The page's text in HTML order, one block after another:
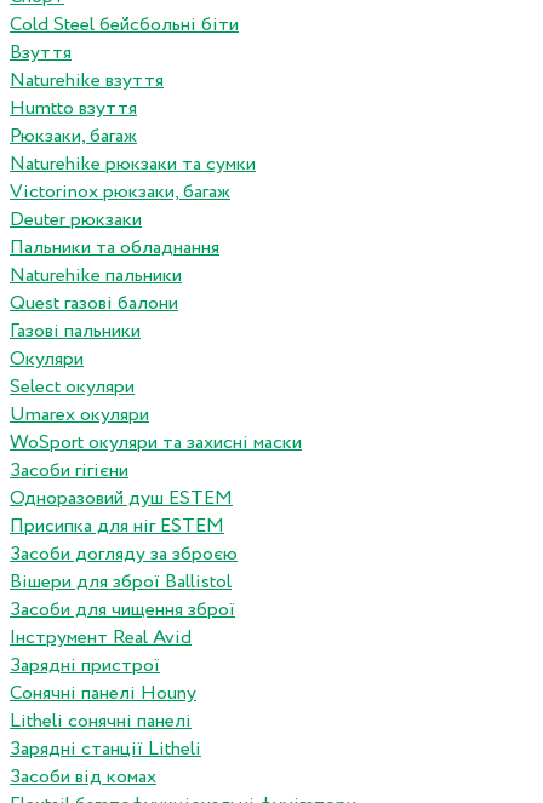
Cold Steel бейсбольні біти
Взуття
Naturehike взуття
Humtto взуття
Рюкзаки, багаж
Naturehike рюкзаки та сумки
Victorinox рюкзаки, багаж
Deuter рюкзаки
Пальники та обладнання
Naturehike пальники
Quest газові балони
Газові пальники
Окуляри
Select окуляри
Umarex окуляри
WoSport окуляри та захисні маски
Засоби гігієни
Одноразовий душ ESTEM
Присипка для ніг ESTEM
Засоби догляду за зброєю
Вішери для зброї Ballistol
Засоби для чищення зброї
Інструмент Real Avid
Зарядні пристрої
Сонячні панелі Houny
Litheli сонячні панелі
Зарядні станції Litheli
Засоби від комах